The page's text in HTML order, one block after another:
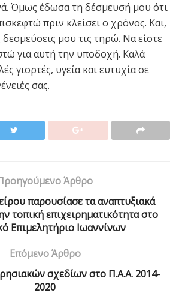
Όμως έδωσα τη δέσμευσή μου ότι
πριν κλείσει ο χρόνος. Και,
δεσμεύσεις μου τις τηρώ. Να είστε
για αυτή την υποδοχή. Καλά
γιορτές, υγεία και ευτυχία σε
σας.
Άρθρο
παρουσίασε τα αναπτυξιακά
τοπική επιχειρηματικότητα στο
Επιμελητήριο Ιωαννίνων
Επόμενο Άρθρο
σχεδίων στο Π.Α.Α. 2014-
2020